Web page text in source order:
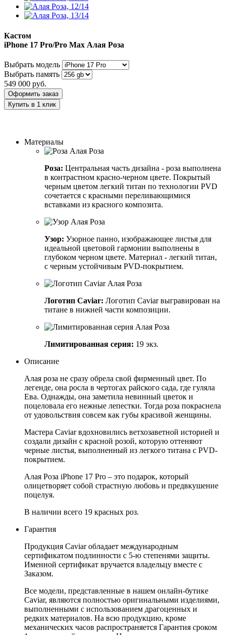
Кастом
iPhone 17 Pro/Pro Max Алая Роза
Выбрать модель
Выбрать память
549 000 руб.
Оформить заказ
Купить в 1 клик
Материалы
Роза: Центральная часть дизайна - роза выполнена
в контрастном красно-черном цвете. Покрытый
черным цветом легкий титан по технологии PVD
сочетается с красными переливающимися
вставками из красного композита.
Узор: Узорное панно, изображающее листья для
идеальной цветовой гармонии выполнены в
глубоком черном цвете. Материал - легкий титан,
с черным устойчивым PVD-покрытием.
Логотип Caviar: Логотип Caviar выгравирован на
титaне в нижней части композиции.
Лимитированная серия: 19 экз.
Описание
Алая роза не сразу обрела свой фирменный цвет. По
легенде, она росла в чертогах райского сада, где гуляла
Ева. Однажды, она заметила невинный цветок и
поцеловала его нежные лепестки. Тогда роза покраснела
от удовольствия совсем как губы красивой женщины.
Мастера Caviar вдохновились ветхозаветной историей и
создали дизайн с красной розой, которую оттеняют
черные листья, выполненный из легкого титана с PVD-
покрытием.
Алая Роза iPhone 17 Pro – это подарок, который
олицетворяет собой страстную любовь и предвкушение
поцелуя.
В наличии всего 19 красных роз.
Гарантия
Продукция Caviar обладает международным
сертификатом подлинности с 5-ю степенями защиты.
Именной сертификат вручается владельцу вместе с
Заказом.
Все модели, представленные в нашем онлайн-бутике
Caviar, являются полностью оригинальными изделиями,
выполненными с использованием драгоценных и
редких материалов. На всю продукцию, кроме
механических часов распространяется Гарантия сроком